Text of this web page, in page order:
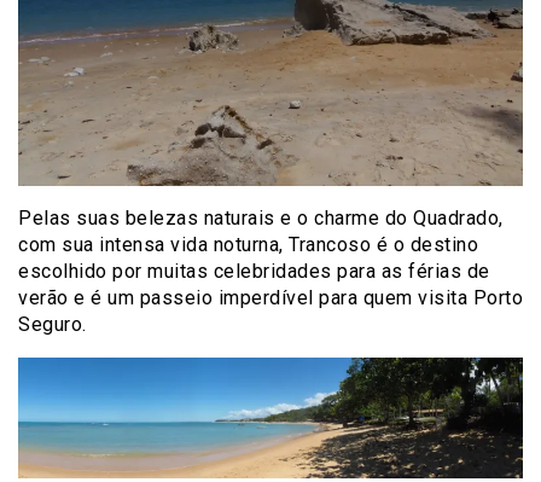
Pelas suas belezas naturais e o charme do Quadrado,
com sua intensa vida noturna, Trancoso é o destino
escolhido por muitas celebridades para as férias de
verão e é um passeio imperdível para quem visita Porto
Seguro.